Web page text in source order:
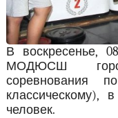
В воскресенье,
МОДЮСШ
соревнования
классическому),
человек.